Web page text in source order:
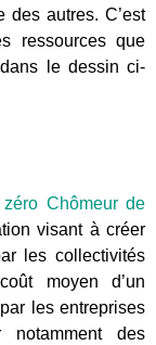
des autres. C’est
ressources que
le dessin ci-
zéro Chômeur de
visant à créer
les collectivités
moyen d’un
les entreprises
notamment des